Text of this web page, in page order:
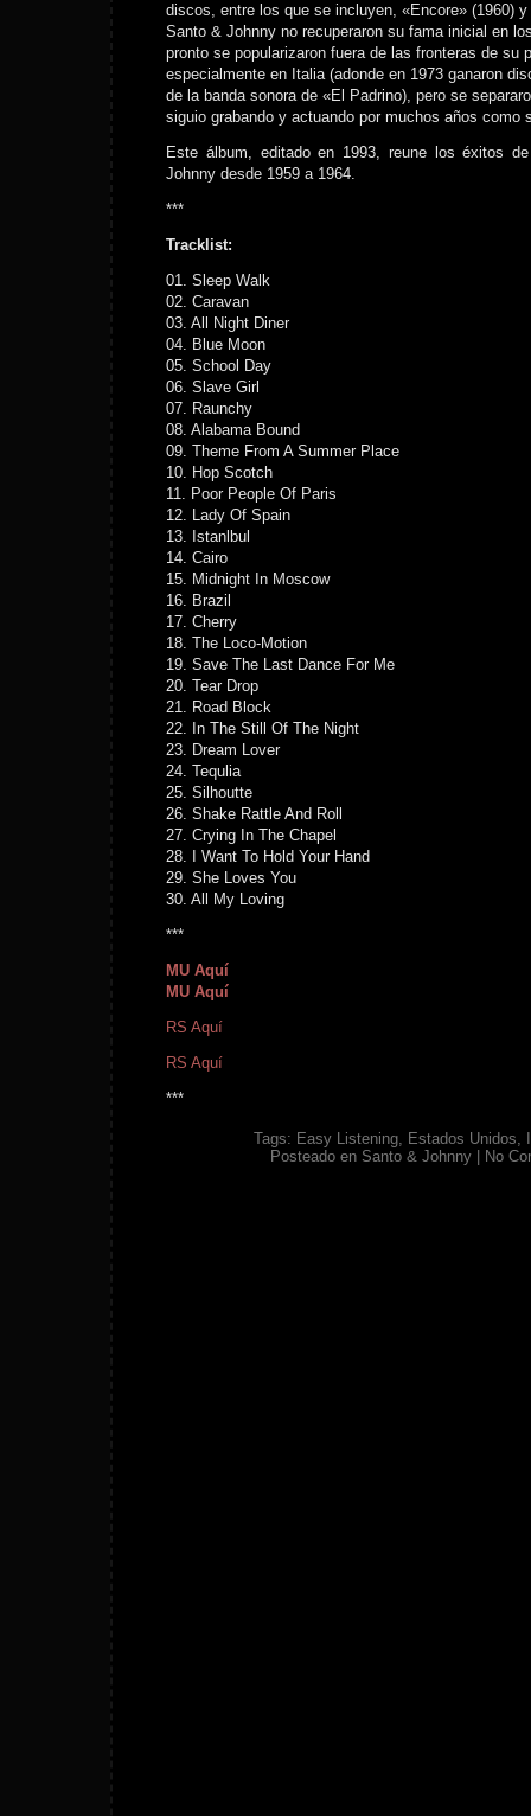
discos, entre los que se incluyen, «Encore» (1960)
Santo & Johnny no recuperaron su fama inicial en
pronto se popularizaron fuera de las fronteras de su
especialmente en Italia (adonde en 1973 ganaron
de la banda sonora de «El Padrino), pero se
siguio grabando y actuando por muchos años como
Este álbum, editado en 1993, reune los éxitos
Johnny desde 1959 a 1964.
***
Tracklist:
01. Sleep Walk
02. Caravan
03. All Night Diner
04. Blue Moon
05. School Day
06. Slave Girl
07. Raunchy
08. Alabama Bound
09. Theme From A Summer Place
10. Hop Scotch
11. Poor People Of Paris
12. Lady Of Spain
13. Istanlbul
14. Cairo
15. Midnight In Moscow
16. Brazil
17. Cherry
18. The Loco-Motion
19. Save The Last Dance For Me
20. Tear Drop
21. Road Block
22. In The Still Of The Night
23. Dream Lover
24. Tequlia
25. Silhoutte
26. Shake Rattle And Roll
27. Crying In The Chapel
28. I Want To Hold Your Hand
29. She Loves You
30. All My Loving
***
MU Aquí
MU Aquí
RS Aquí
RS Aquí
***
Tags: Easy Listening, Estados Unidos,
Posteado en Santo & Johnny| No